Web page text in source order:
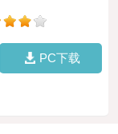
PC下载